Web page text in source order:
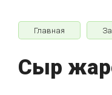
Главная
Сыр